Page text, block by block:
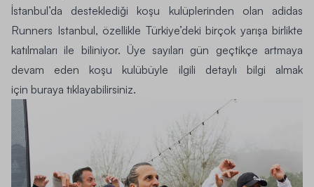
İstanbul’da desteklediği koşu kulüplerinden olan adidas
Runners Istanbul, özellikle Türkiye’deki birçok yarışa birlikte
katılmaları ile biliniyor. Üye sayıları gün geçtikçe artmaya
devam eden koşu kulübüyle ilgili detaylı bilgi almak
için buraya tıklayabilirsiniz.